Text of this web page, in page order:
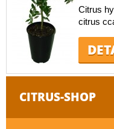
Citrus
citrus
CITRUS-SHOP